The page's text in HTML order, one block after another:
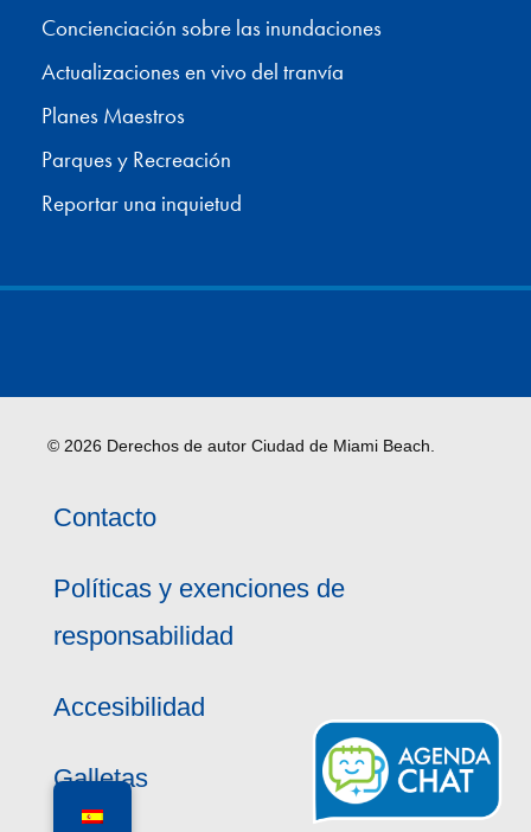
Concienciación sobre las inundaciones
Actualizaciones en vivo del tranvía
Planes Maestros
Parques y Recreación
Reportar una inquietud
© 2026 Derechos de autor Ciudad de Miami Beach.
Contacto
Políticas y exenciones de
responsabilidad
Accesibilidad
Galletas